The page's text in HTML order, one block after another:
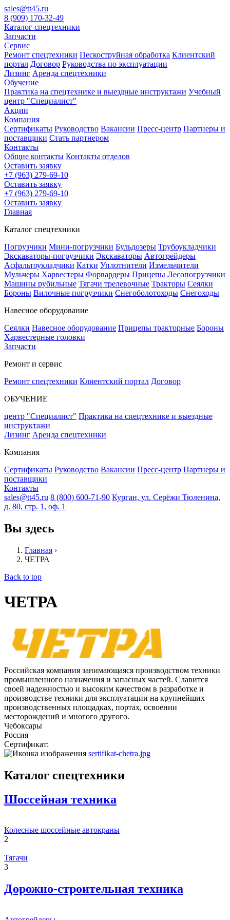
sales@tt45.ru
8 (909) 170-32-49
Каталог спецтехники
Запчасти
Сервис
Ремонт спецтехники Пескоструйная обработка Клиентский
портал Договор Руководства по эксплуатации
Лизинг Аренда спецтехники
Обучение
Практика на спецтехнике и выездные инструктажи Учебный
центр "Специалист"
Акции
Компания
Сертификаты Руководство Вакансии Пресс-центр Партнеры и
поставщики Стать партнером
Контакты
Общие контакты Контакты отделов
Оставить заявку
+7 (963) 279-69-10
Оставить заявку
+7 (963) 279-69-10
Оставить заявку
Главная
Каталог спецтехники
Погрузчики Мини-погрузчики Бульдозеры Трубоукладчики
Экскаваторы-погрузчики Экскаваторы Автогрейдеры
Асфальтоукладчики Катки Уплотнители Измельчители
Мульчеры Харвестеры Форвардеры Прицепы Лесопогрузчики
Машины рубильные Тягачи трелевочные Тракторы Сеялки
Бороны Вилочные погрузчики Снегоболотоходы Снегоходы
Навесное оборудование
Сеялки Навесное оборудование Прицепы тракторные Бороны
Харвестерные головки
Запчасти
Ремонт и сервис
Ремонт спецтехники Клиентский портал Договор
ОБУЧЕНИЕ
центр "Специалист" Практика на спецтехнике и выездные
инструктажи
Лизинг Аренда спецтехники
Компания
Сертификаты Руководство Вакансии Пресс-центр Партнеры и
поставщики
Контакты
sales@tt45.ru 8 (800) 600-71-90 Курган, ул. Серёжи Тюленина,
д. 80, стр. 1, оф. 1
Вы здесь
Главная ›
ЧЕТРА
Back to top
ЧЕТРА
Российская компания занимающаяся производством техники
промышленного назначения и запасных частей. Славится
своей надежностью и высоким качеством в разработке и
производстве техники для эксплуатации на крупнейших
производственных площадках, портах, освоении
месторождений и многого другого.
Чебоксары
Россия
Сертификат:
sertifikat-chetra.jpg
Каталог спецтехники
Шоссейная техника
Колесные шоссейные автокраны
2
Тягачи
3
Дорожно-строительная техника